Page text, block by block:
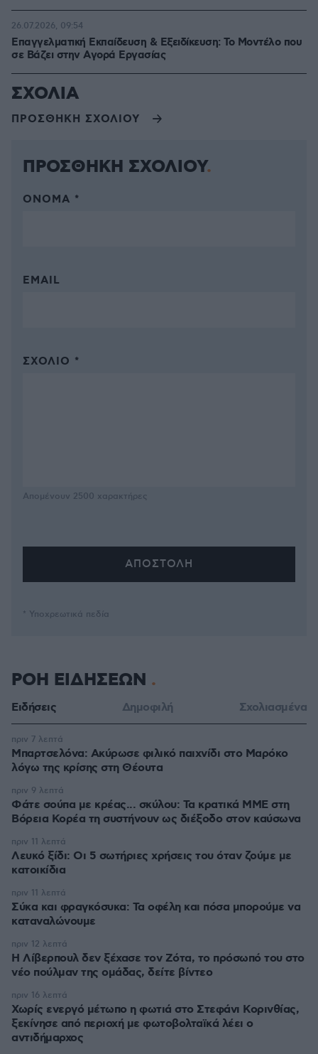
Επαγγελματική Εκπαίδευση & Εξειδίκευση: Το Mοντέλο που
σε Bάζει στην Aγορά Eργασίας
26.07.2026, 09:54
ΣΧΟΛΙΑ
ΠΡΟΣΘΗΚΗ ΣΧΟΛΙΟΥ
ΠΡΟΣΘΗΚΗ ΣΧΟΛΙΟΥ
ΌΝΟΜΑ *
EMAIL
ΣΧΌΛΙΟ *
Απομένουν 2500 χαρακτήρες
* Υποχρεωτικά πεδία
ΡΟΗ ΕΙΔΗΣΕΩΝ
Ειδήσεις Δημοφιλή Σχολιασμένα
Μπαρτσελόνα: Ακύρωσε φιλικό παιχνίδι στο Μαρόκο
λόγω της κρίσης στη Θέουτα
πριν 7 λεπτά
Φάτε σούπα με κρέας... σκύλου: Τα κρατικά ΜΜΕ στη
Βόρεια Κορέα τη συστήνουν ως διέξοδο στον καύσωνα
πριν 9 λεπτά
Λευκό ξίδι: Οι 5 σωτήριες χρήσεις του όταν ζούμε με
κατοικίδια
πριν 11 λεπτά
Σύκα και φραγκόσυκα: Τα οφέλη και πόσα μπορούμε να
καταναλώνουμε
πριν 11 λεπτά
Η Λίβερπουλ δεν ξέχασε τον Ζότα, το πρόσωπό του στο
νέο πούλμαν της ομάδας, δείτε βίντεο
πριν 12 λεπτά
Χωρίς ενεργό μέτωπο η φωτιά στο Στεφάνι Κορινθίας,
ξεκίνησε από περιοχή με φωτοβολταϊκά λέει ο
αντιδήμαρχος
πριν 16 λεπτά